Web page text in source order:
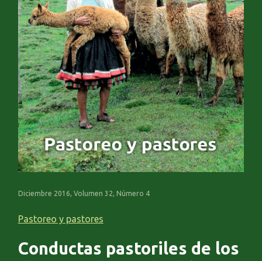
Diciembre 2016, Volumen 32, Número 4
Pastoreo y pastores
Conductas pastoriles de los